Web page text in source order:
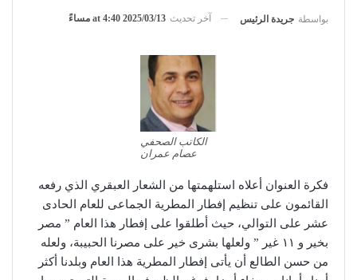
بواسطة جريدة الرئيس آخر تحديث 2025/03/13 at 4:40 مساءً
الكاتب الصحفي
عصام عمران
فكرة العنوان أعلاه استلهمتها من الشعار العبقري الذي رفعه
القائمون على تنظيم إفطار المطرية الجماعى للعام الحادى
عشر على التوالي، حيث أطلقوا على إفطار هذا العام ” مصر
بخير و ١١ غير ” ولعلها بشرى خير على مصرنا الحبيبة، ولعله
من حسن الطالع أن يأتى إفطار المطرية هذا العام وبلدنا أكثر